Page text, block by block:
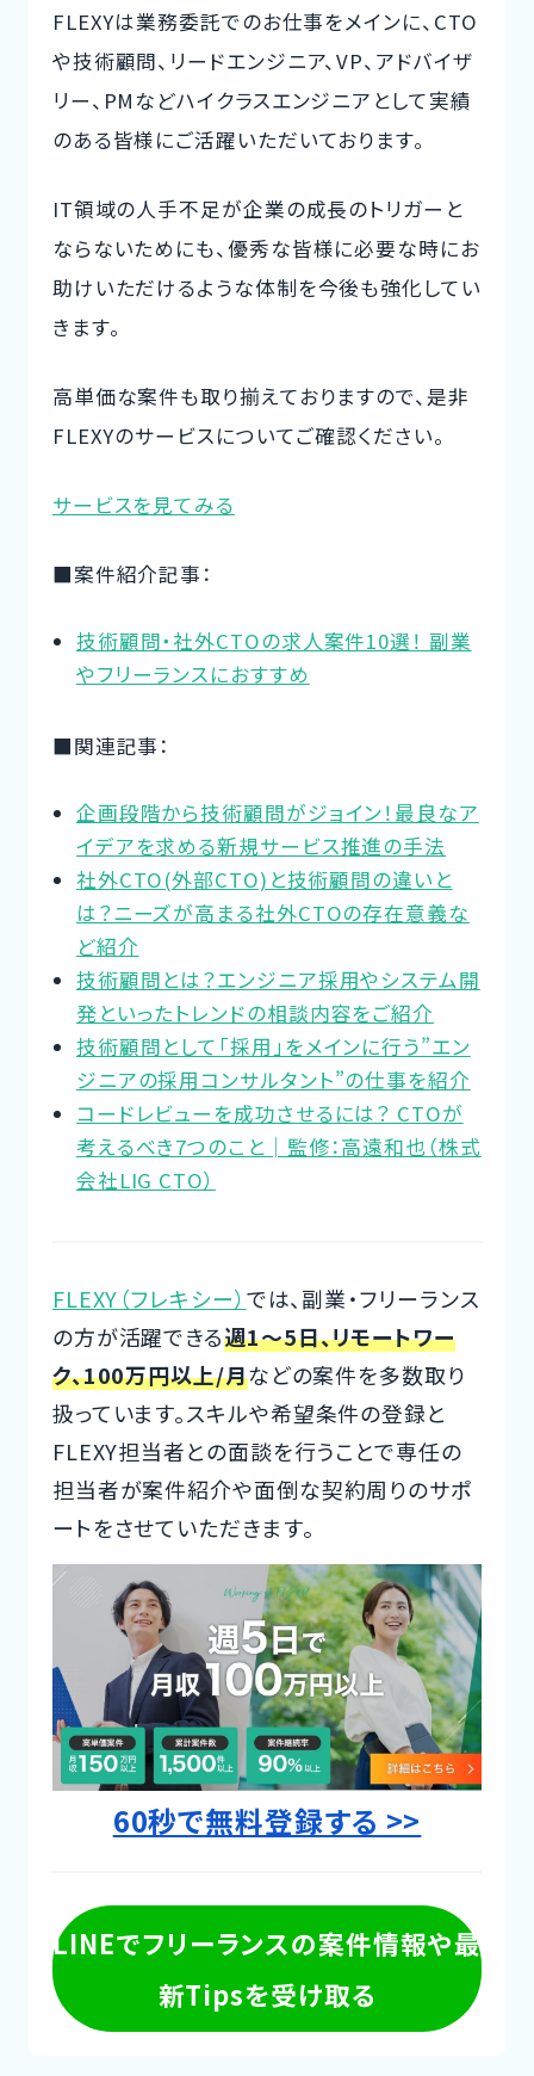
FLEXYは業務委託でのお仕事をメインに、CTO
や技術顧問、リードエンジニア、VP、アドバイザ
リー、PMなどハイクラスエンジニアとして実績
のある皆様にご活躍いただいております。
IT領域の人手不足が企業の成長のトリガーと
ならないためにも、優秀な皆様に必要な時にお
助けいただけるような体制を今後も強化してい
きます。
高単価な案件も取り揃えておりますので、是非
FLEXYのサービスについてご確認ください。
サービスを見てみる
■案件紹介記事：
技術顧問・社外CTOの求人案件10選！ 副業
やフリーランスにおすすめ
■関連記事：
企画段階から技術顧問がジョイン！最良なア
イデアを求める新規サービス推進の手法
社外CTO(外部CTO)と技術顧問の違いと
は？ニーズが高まる社外CTOの存在意義な
ど紹介
技術顧問とは？エンジニア採用やシステム開
発といったトレンドの相談内容をご紹介
技術顧問として「採用」をメインに行う”エン
ジニアの採用コンサルタント”の仕事を紹介
コードレビューを成功させるには？ CTOが
考えるべき7つのこと│監修：高遠和也（株式
会社LIG CTO）
FLEXY（フレキシー）では、副業・フリーランス
の方が活躍できる週1～5日、リモートワー
ク、100万円以上/月などの案件を多数取り
扱っています。スキルや希望条件の登録と
FLEXY担当者との面談を行うことで専任の
担当者が案件紹介や面倒な契約周りのサポ
ートをさせていただきます。
60秒で無料登録する >>
LINEでフリーランスの案件情報や最
新Tipsを受け取る